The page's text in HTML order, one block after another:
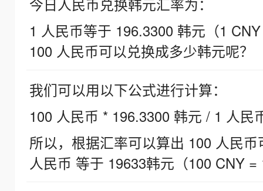
今日人民币兑换韩元汇率为：
1 人民币等于 196.3300 韩元（1
100 人民币可以兑换成多少韩元呢？
我们可以用以下公式进行计算：
100 人民币 * 196.3300 韩元 / 1 人民
所以，根据汇率可以算出 100 人民
人民币 等于 19633韩元（100 CNY =